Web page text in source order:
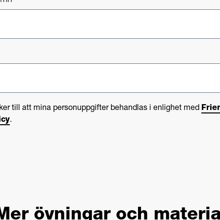
till att mina personuppgifter behandlas i enlighet med
.
övningar och